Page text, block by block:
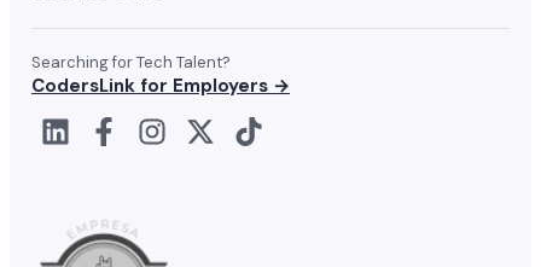
Searching for Tech Talent?
CodersLink for Employers →